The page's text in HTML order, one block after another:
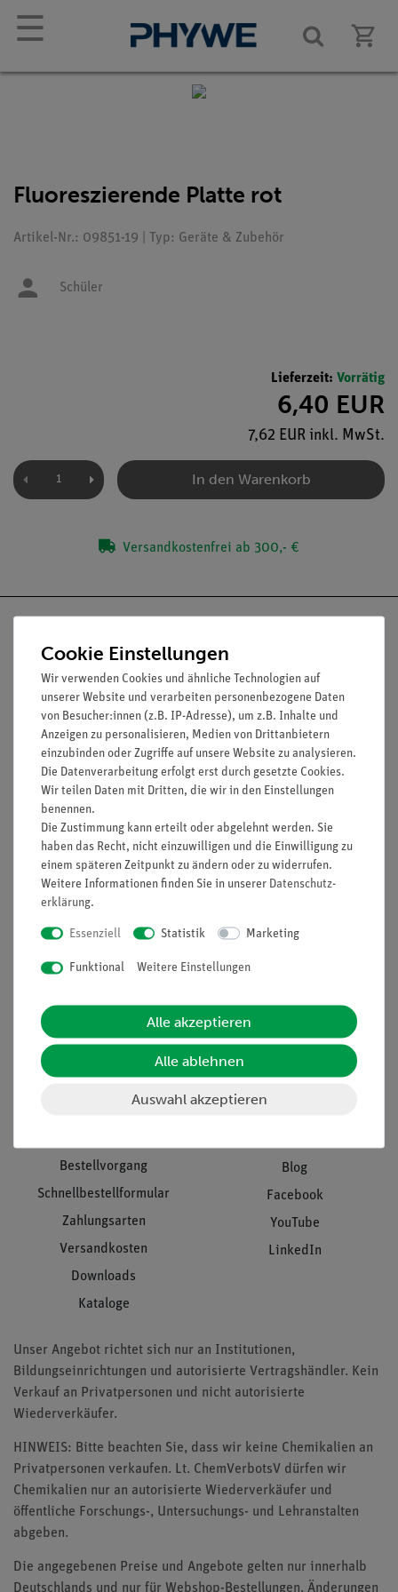
☰
Fluoreszierende Platte rot
Artikel-Nr.: 09851-19 | Typ: Geräte & Zubehör
Schüler
Lieferzeit: Vorrätig
6,40 EUR
7,62 EUR inkl. MwSt.
In den Warenkorb
Versandkostenfrei ab 300,- €
Nach oben
Informationen
Unternehmen
Projekte und Lösungen
Presse
Stellenangebote
Kontakt
AGB
Service
Übersicht Service
Beratung & Showroom
Inventarisierungs- &
Inbetriebnahme & Schulungen
Download &
Support
Bestellvorgang
Schnellbestellformular
Zahlungsarten
Versandkosten
Downloads
Kataloge
Social Media
Blog
Facebook
YouTube
LinkedIn
Unser Angebot richtet sich nur an Institutionen,
Bildungseinrichtungen und autorisierte Vertragshändler. Kein
Verkauf an Privatpersonen und nicht autorisierte
Wiederverkäufer.
HINWEIS: Bitte beachten Sie, dass wir keine Chemikalien an
Privatpersonen verkaufen. Lt. ChemVerbotsV dürfen wir
Chemikalien nur an autorisierte Wiederverkäufer und
öffentliche Forschungs-, Untersuchungs- und Lehranstalten
abgeben.
Die angegebenen Preise und Angebote gelten nur innerhalb
Deutschlands und nur für Webshop-Bestellungen. Änderungen
Cookie Einstellungen
Wir verwenden Cookies und ähnliche Technologien auf
unserer Website und verarbeiten personenbezogene Daten
von Besucher:innen (z.B. IP-Adresse), um z.B. Inhalte und
Anzeigen zu personalisieren, Medien von Drittanbietern
einzubinden oder Zugriffe auf unsere Website zu analysieren.
Die Datenverarbeitung erfolgt erst durch gesetzte Cookies.
Wir teilen Daten mit Dritten, die wir in den Einstellungen
benennen.
Die Zustimmung kann erteilt oder abgelehnt werden. Sie
haben das Recht, nicht einzuwilligen und die Einwilligung zu
einem späteren Zeitpunkt zu ändern oder zu widerrufen.
Weitere Informationen finden Sie in unserer Daten­schutz­
erklärung.
Essenziell Statistik Marketing
Funktional Weitere Einstellungen
Alle akzeptieren
Alle ablehnen
Auswahl akzeptieren